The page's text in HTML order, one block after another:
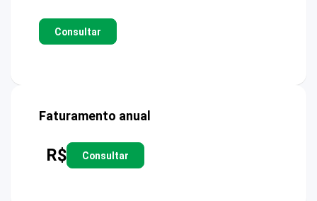
Consultar
Faturamento anual
R$ Consultar